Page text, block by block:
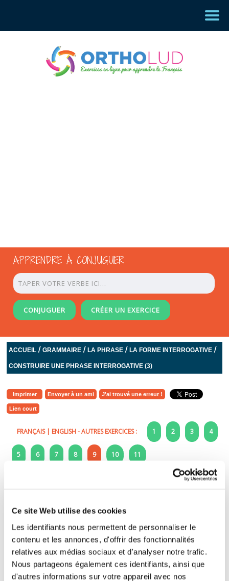
Ce site Web utilise des cookies
Les identifiants nous permettent de personnaliser le
contenu et les annonces, d'offrir des fonctionnalités
relatives aux médias sociaux et d'analyser notre trafic.
Nous partageons également ces identifiants, ainsi que
d'autres informations sur votre appareil avec nos
APPRENDRE À CONJUGUER
CONJUGUER CRÉER UN EXERCICE
ACCUEIL /GRAMMAIRE /LA PHRASE /LA FORME INTERROGATIVE /
CONSTRUIRE UNE PHRASE INTERROGATIVE (3)
Imprimer Envoyer à un ami J'ai trouvé une erreur !
Lien court
FRANÇAIS| ENGLISH- AUTRES EXERCICES : 1 2 3 4
5 6 7 8 9 10 11
Glisse les mots pour reconstituer cette phrase
interrogative. Ce2 - Cm1 - Fle
Attention à la majuscule en début de phrase, et au point
d'interrogation en fin de phrase.